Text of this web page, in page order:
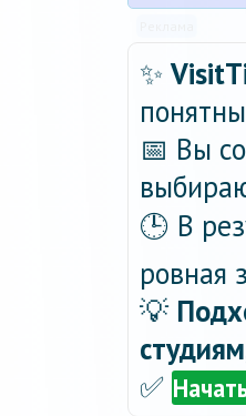
✨
📅 Вы
🕒 В
ровная
💡
✅